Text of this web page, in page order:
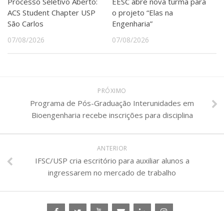
ACS Student Chapter USP
São Carlos
07/08/2026
o projeto “Elas na
Engenharia”
07/08/2026
PRÓXIMO
Programa de Pós-Graduação Interunidades em
Bioengenharia recebe inscrições para disciplina
ANTERIOR
IFSC/USP cria escritório para auxiliar alunos a
ingressarem no mercado de trabalho